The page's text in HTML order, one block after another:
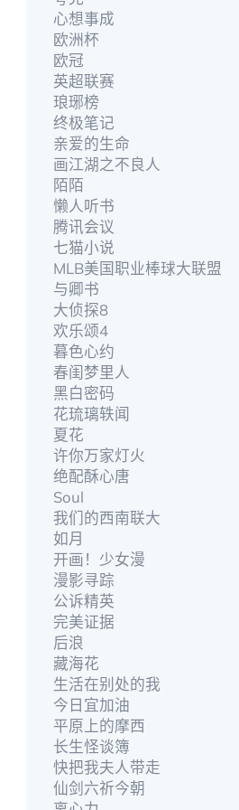
心想事成
欧洲杯
欧冠
英超联赛
琅琊榜
终极笔记
亲爱的生命
画江湖之不良人
陌陌
懒人听书
腾讯会议
七猫小说
MLB美国职业棒球大联盟
与卿书
大侦探8
欢乐颂4
暮色心约
春闺梦里人
黑白密码
花琉璃轶闻
夏花
许你万家灯火
绝配酥心唐
Soul
我们的西南联大
如月
开画！少女漫
漫影寻踪
公诉精英
完美证据
后浪
藏海花
生活在别处的我
今日宜加油
平原上的摩西
长生怪谈簿
快把我夫人带走
仙剑六祈今朝